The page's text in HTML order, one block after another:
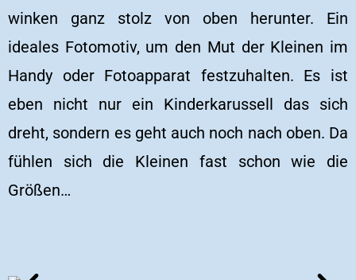
winken ganz stolz von oben herunter. Ein
ideales Fotomotiv, um den Mut der Kleinen im
Handy oder Fotoapparat festzuhalten. Es ist
eben nicht nur ein Kinderkarussell das sich
dreht, sondern es geht auch noch nach oben. Da
fühlen sich die Kleinen fast schon wie die
Größen…